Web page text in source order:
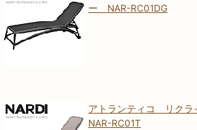
ー NAR-RC01DG
アトランティコ リク
NAR-RC01T